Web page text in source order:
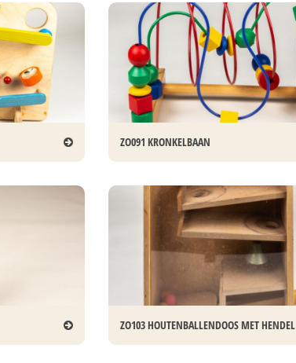
ZO091 KRONKELBAAN
ZO103 HOUTENBALLENDOOS MET HENDEL